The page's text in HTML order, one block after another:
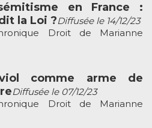
en France :
la Loi ?Diffusée le 14/12/23
Droit de Marianne
comme arme de
Diffusée le 07/12/23
Droit de Marianne